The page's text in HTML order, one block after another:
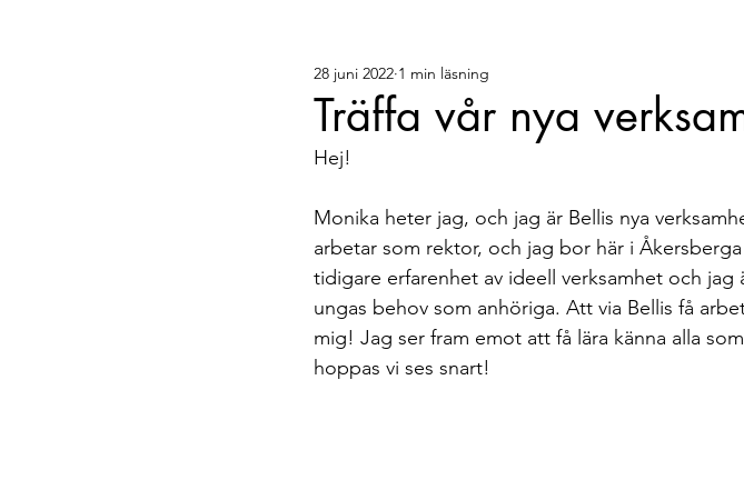
Bellis tipsar Gäster
Träffa vår nya
28 juni 2022 1 min läsning
Hej!
Monika heter jag, och jag är Bellis nya
arbetar som rektor, och jag bor här i
tidigare erfarenhet av ideell verksamhet och
ungas behov som anhöriga. Att via Bellis få
mig! Jag ser fram emot att få lära känna alla
hoppas vi ses snart!